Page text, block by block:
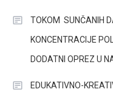
TOKOM SUNČANIH
KONCENTRACIJE
DODATNI OPREZ U
EDUKATIVNO-